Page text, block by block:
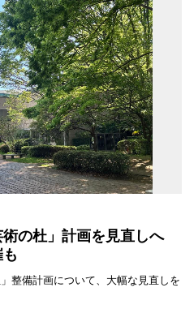
術の杜」計画を見直しへ
整備計画について、大幅な見直しを